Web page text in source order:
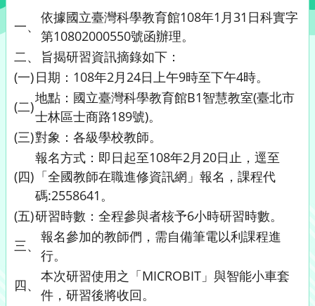
一、
依據國立臺灣科學教育館108年1月31日科實字
第10802000550號函辦理。
二、
旨揭研習資訊摘錄如下：
(一)日期：108年2月24日上午9時至下午4時。
(二)
地點：國立臺灣科學教育館B1智慧教室(臺北市
士林區士商路189號)。
(三)對象：各級學校教師。
(四)
報名方式：即日起至108年2月20日止，逕至
「全國教師在職進修資訊網」報名，課程代
碼:2558641。
(五)研習時數：全程參與者核予6小時研習時數。
三、
報名參加的教師們，需自備筆電以利課程進
行。
四、
本次研習使用之「MICROBIT」與智能小車套
件，研習後將收回。